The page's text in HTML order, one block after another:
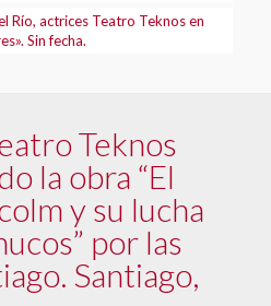
Río, actrices Teatro Teknos en
Sin fecha.
Teknos
la obra “El
y su lucha
por las
Santiago,